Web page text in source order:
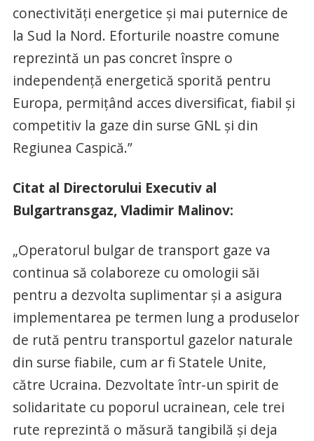
conectivități energetice și mai puternice de
la Sud la Nord. Eforturile noastre comune
reprezintă un pas concret înspre o
independență energetică sporită pentru
Europa, permițând acces diversificat, fiabil și
competitiv la gaze din surse GNL și din
Regiunea Caspică.”
Citat al Directorului Executiv al
Bulgartransgaz, Vladimir Malinov:
„Operatorul bulgar de transport gaze va
continua să colaboreze cu omologii săi
pentru a dezvolta suplimentar și a asigura
implementarea pe termen lung a produselor
de rută pentru transportul gazelor naturale
din surse fiabile, cum ar fi Statele Unite,
către Ucraina. Dezvoltate într-un spirit de
solidaritate cu poporul ucrainean, cele trei
rute reprezintă o măsură tangibilă și deja